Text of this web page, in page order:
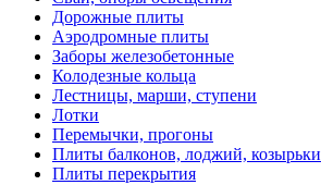
Дорожные плиты
Аэродромные плиты
Заборы железобетонные
Колодезные кольца
Лестницы, марши, ступени
Лотки
Перемычки, прогоны
Плиты балконов, лоджий, козырьки
Плиты перекрытия